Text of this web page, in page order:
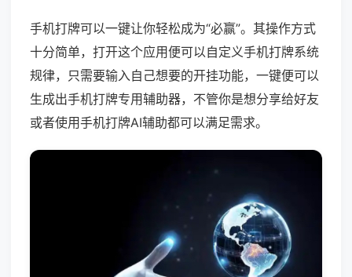
手机打牌可以一键让你轻松成为“必赢”。其操作方式
十分简单，打开这个应用便可以自定义手机打牌系统
规律，只需要输入自己想要的开挂功能，一键便可以
生成出手机打牌专用辅助器，不管你是想分享给好友
或者使用手机打牌AI辅助都可以满足需求。